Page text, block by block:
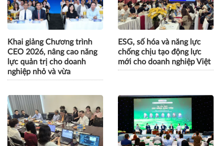
Khai giảng Chương trình
CEO 2026, nâng cao năng
lực quản trị cho doanh
nghiệp nhỏ và vừa
ESG, số hóa và năng lực
chống chịu tạo động lực
mới cho doanh nghiệp Việt